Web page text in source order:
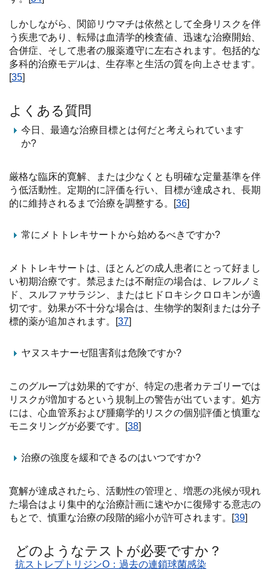
しかしながら、関節リウマチは依然として全身リスクを伴
う疾患であり、転帰は血清学的検査値、迅速な治療開始、
合併症、そして患者の服薬遵守に左右されます。包括的な
多科的治療モデルは、生存率と生活の質を向上させます。
[35]
よくある質問
今日、最適な治療目標とは何だと考えられています
か?
厳格な臨床的寛解、または少なくとも明確な定量基準を伴
う低活動性。定期的に評価を行い、目標が達成され、長期
的に維持されるまで治療を調整する。[36]
常にメトトレキサートから始めるべきですか?
メトトレキサートは、ほとんどの成人患者にとって好まし
い初期治療です。禁忌または不耐症の場合は、レフルノミ
ド、スルファサラジン、またはヒドロキシクロロキンが適
切です。効果が不十分な場合は、生物学的製剤または分子
標的薬が追加されます。[37]
ヤヌスキナーゼ阻害剤は危険ですか?
このグループは効果的ですが、特定の患者カテゴリーでは
リスクが増加するという規制上の警告が出ています。処方
には、心血管系および腫瘍学的リスクの個別評価と慎重な
モニタリングが必要です。[38]
治療の強度を緩和できるのはいつですか?
寛解が達成されたら、活動性の管理と、増悪の兆候が現れ
た場合はより集中的な治療計画に速やかに復帰する意志の
もとで、慎重な治療の段階的縮小が許可されます。[39]
どのようなテストが必要ですか？
抗ストレプトリジンO：過去の連鎖球菌感染